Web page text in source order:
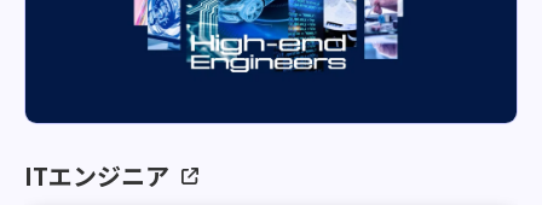
ITエンジニア